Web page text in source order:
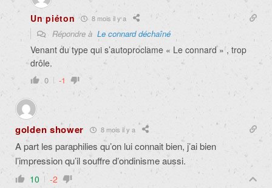
Un piéton 8 mois il y a
Répondre à Le connard déchaîné
Venant du type qui s’autoproclame « Le connard » , trop
drôle.
0 -1
golden shower 8 mois il y a
A part les paraphilies qu’on lui connait bien, j’ai bien
l’impression qu’il souffre d’ondinisme aussi.
10 -2